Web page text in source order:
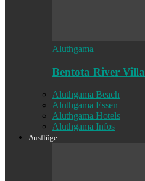
Aluthgama
Bentota River Villa
Aluthgama Beach
Aluthgama Essen
Aluthgama Hotels
Aluthgama Infos
Ausflüge